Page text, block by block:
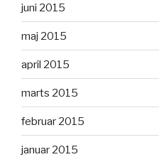
juni 2015
maj 2015
april 2015
marts 2015
februar 2015
januar 2015